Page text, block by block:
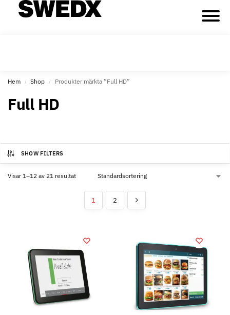
Hem / Shop / Produkter märkta ”Full HD”
Full HD
SHOW FILTERS
Visar 1–12 av 21 resultat
1 2